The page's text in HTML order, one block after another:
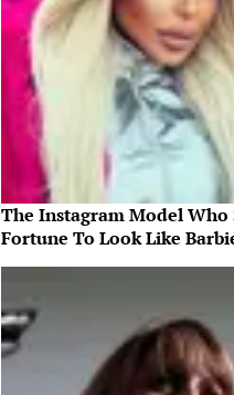
The Instagram Model Who
Fortune To Look Like